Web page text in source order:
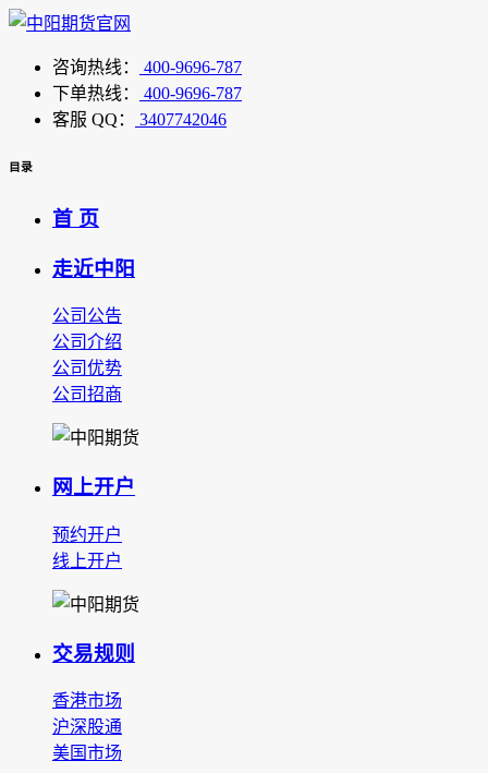
咨询热线：
400-9696-787
下单热线：
400-9696-787
客服 QQ：
3407742046
目录
首 页
走近中阳
公司公告
公司介绍
公司优势
公司招商
网上开户
预约开户
线上开户
交易规则
香港市场
沪深股通
美国市场